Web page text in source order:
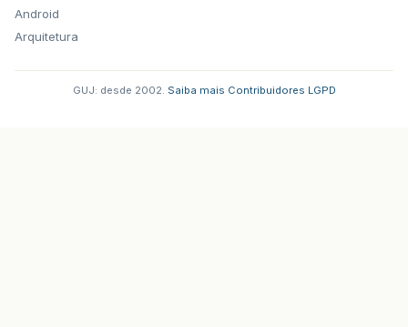
Android
Arquitetura
GUJ: desde 2002. Saiba mais Contribuidores LGPD